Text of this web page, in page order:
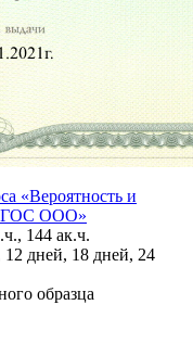
«Вероятность и
ФГОС ООО»
144 ак.ч.
дней, 18 дней, 24
образца